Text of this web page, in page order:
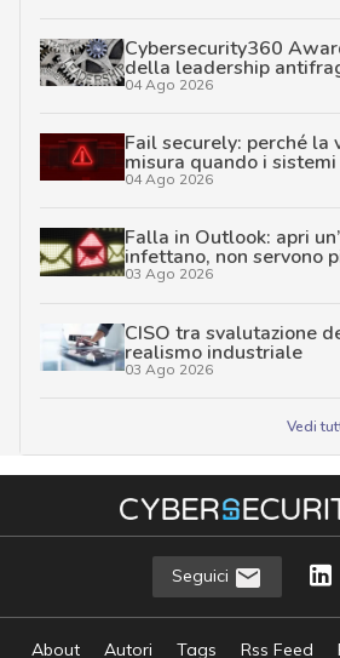
Cybersecurity360
della leadership
04 Ago 2026
Fail securely: perché la
misura quando i
04 Ago 2026
Falla in Outlook: apri
infettano, non servono
03 Ago 2026
CISO tra svalutazione
realismo industriale
03 Ago 2026
Vedi
Seguici
About Autori Tags Rss Feed